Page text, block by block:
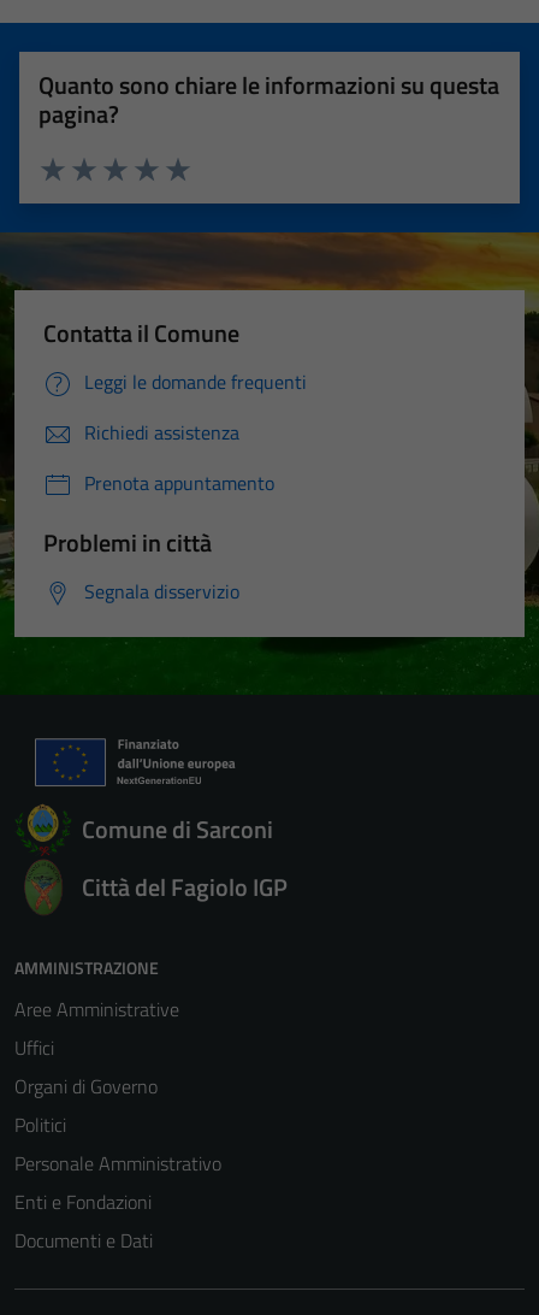
Quanto sono chiare le informazioni su questa
pagina?
Valuta 5 stelle su 5
Valuta 4 stelle su 5
Valuta 3 stelle su 5
Valuta 2 stelle su 5
Valuta 1 stelle su 5
Contatta il Comune
Leggi le domande frequenti
Richiedi assistenza
Prenota appuntamento
Problemi in città
Segnala disservizio
Comune di Sarconi
Città del Fagiolo IGP
AMMINISTRAZIONE
Aree Amministrative
Uffici
Organi di Governo
Politici
Personale Amministrativo
Enti e Fondazioni
Documenti e Dati